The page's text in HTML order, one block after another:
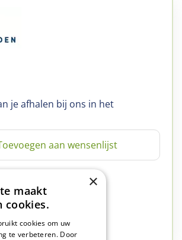
je afhalen bij ons in het
service
bedrijf
is wat we doen
×
maakt
cookies.
cookies om uw
te verbeteren. Door